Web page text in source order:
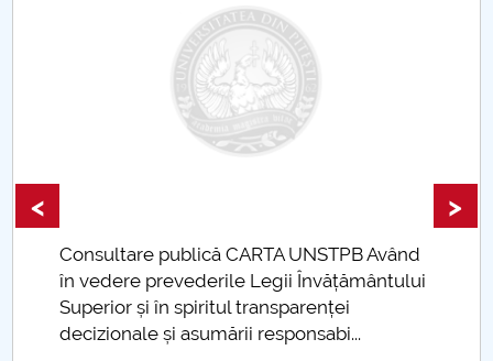
Programe de licență DFCE
Programe de master DFCE
Programul orelor de consultații
Organizare practică
Cercetare științifică
publică CARTA UNSTPB Având
prevederile Legii Învățământului
în spiritul transparenței
și asumării responsabi...
Taxe de
< >